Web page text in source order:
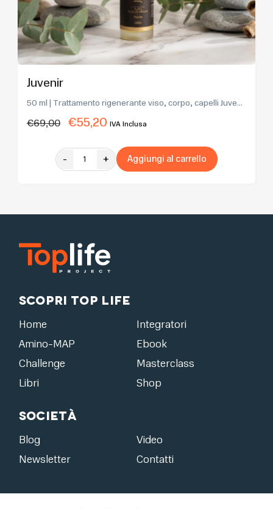
Juvenir
50 ml | Trattamento rigenerante viso, corpo, capelli Juve...
€69,00 €55,20 IVA Inclusa
- + Aggiungi al carrello
Scopri Top Life
Home
Integratori
Amino-MAP
Ebook
Challenge
Masterclass
Libri
Shop
Società
Blog
Video
Newsletter
Contatti